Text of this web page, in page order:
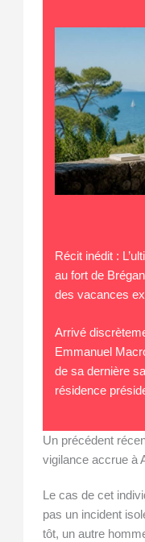
Récit inédit :
au fort de
des vacances
Arrivé
Emmanuel
de sa dernière
résidence
Un précédent
vigilance accrue à
Le cas de cet
pas un incident
tôt, un autre